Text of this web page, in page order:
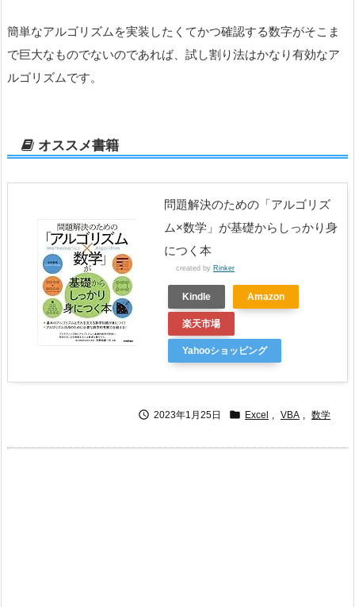
簡単なアルゴリズムを実装したくてかつ確認する数字がそこま
で巨大なものでないのであれば、試し割り法はかなり有効なア
ルゴリズムです。
オススメ書籍
問題解決のための「アルゴリズ
ム×数学」が基礎からしっかり身
につく本
created by Rinker
Kindle Amazon
楽天市場
Yahooショッピング
 2023年1月25日  Excel VBA 数学